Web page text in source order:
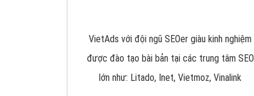
VietAds với đội ngũ SEOer giàu kinh nghiệm
được đào tạo bài bản tại các trung tâm SEO
lớn như: Litado, Inet, Vietmoz, Vinalink